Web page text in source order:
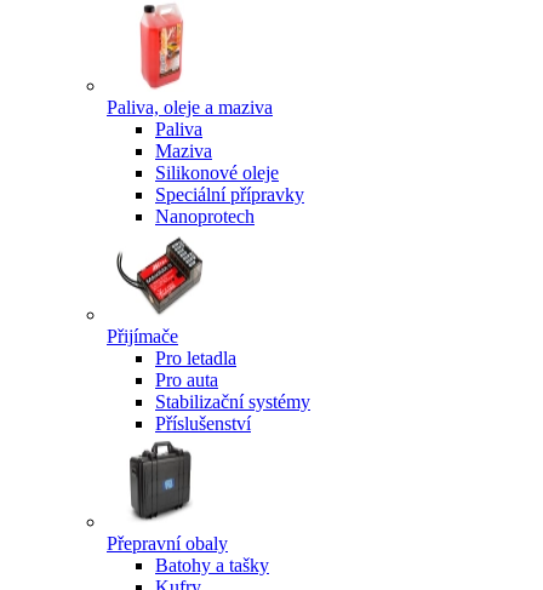
Paliva, oleje a maziva
Paliva
Maziva
Silikonové oleje
Speciální přípravky
Nanoprotech
Přijímače
Pro letadla
Pro auta
Stabilizační systémy
Příslušenství
Přepravní obaly
Batohy a tašky